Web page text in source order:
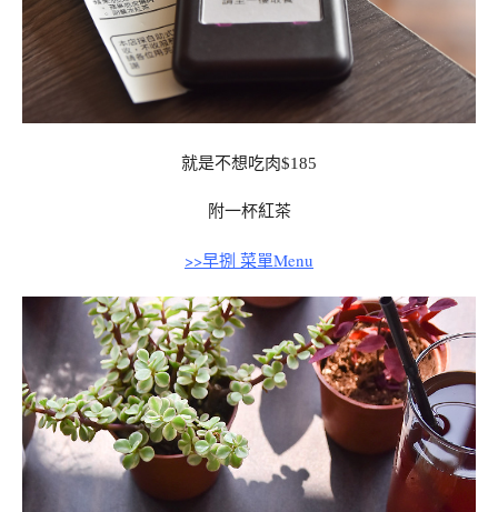
就是不想吃肉$185
附一杯紅茶
>>早捌 菜單Menu